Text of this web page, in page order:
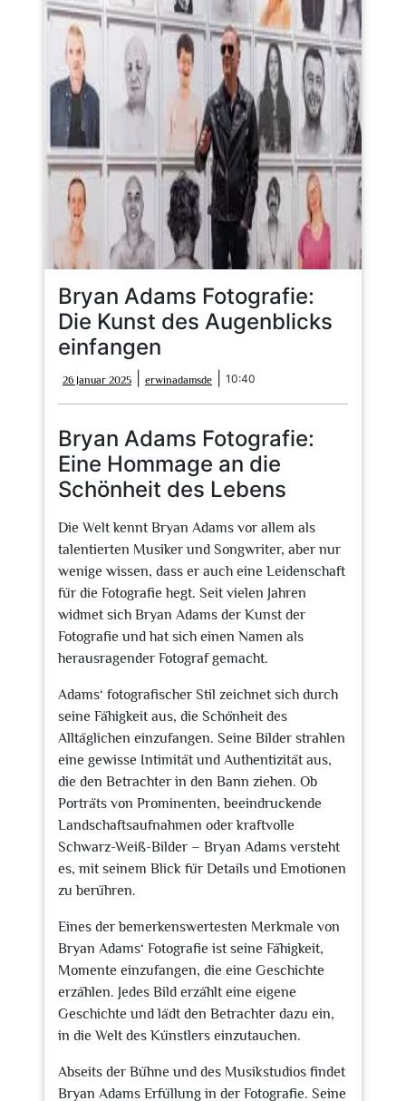
Bryan Adams Fotografie:
Die Kunst des Augenblicks
einfangen
26 Januar 2025
Januar
2025
erwinadamsde erwinadamsde
10:40
Bryan Adams Fotografie:
Eine Hommage an die
Schönheit des Lebens
Die Welt kennt Bryan Adams vor allem als
talentierten Musiker und Songwriter, aber nur
wenige wissen, dass er auch eine Leidenschaft
für die Fotografie hegt. Seit vielen Jahren
widmet sich Bryan Adams der Kunst der
Fotografie und hat sich einen Namen als
herausragender Fotograf gemacht.
Adams‘ fotografischer Stil zeichnet sich durch
seine Fähigkeit aus, die Schönheit des
Alltäglichen einzufangen. Seine Bilder strahlen
eine gewisse Intimität und Authentizität aus,
die den Betrachter in den Bann ziehen. Ob
Porträts von Prominenten, beeindruckende
Landschaftsaufnahmen oder kraftvolle
Schwarz-Weiß-Bilder – Bryan Adams versteht
es, mit seinem Blick für Details und Emotionen
zu berühren.
Eines der bemerkenswertesten Merkmale von
Bryan Adams‘ Fotografie ist seine Fähigkeit,
Momente einzufangen, die eine Geschichte
erzählen. Jedes Bild erzählt eine eigene
Geschichte und lädt den Betrachter dazu ein,
in die Welt des Künstlers einzutauchen.
Abseits der Bühne und des Musikstudios findet
Bryan Adams Erfüllung in der Fotografie. Seine